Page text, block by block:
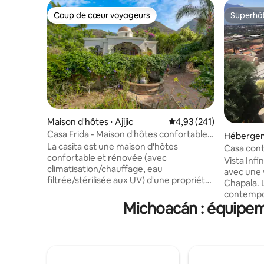
Coup de cœur voyageurs
Coup de cœur voyageurs
Maison d'hôtes ⋅ Ajijic Évaluation moyenne
4,93 (241)
Casa Frida - Maison d'hôtes confortable
dans un domaine.
La casita est une maison d'hôtes
confortable et rénovée (avec
climatisation/chauffage, eau
filtrée/stérilisée aux UV) d'une propriété
terrasse sur le toit avec vue sur les
montagnes et le lac. La casita de
Casa
Vista
avec une
Chapala.
les
salle de
Michoacán :